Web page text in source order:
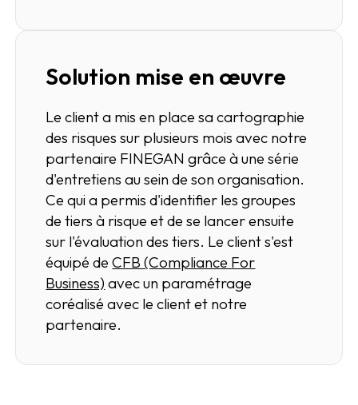
Solution mise en œuvre
Le client a mis en place sa cartographie
des risques sur plusieurs mois avec notre
partenaire FINEGAN grâce à une série
d'entretiens au sein de son organisation.
Ce qui a permis d'identifier les groupes
de tiers à risque et de se lancer ensuite
sur l'évaluation des tiers. Le client s'est
équipé deCFB (Compliance For
Business) avec un paramétrage
coréalisé avec le client et notre
partenaire.